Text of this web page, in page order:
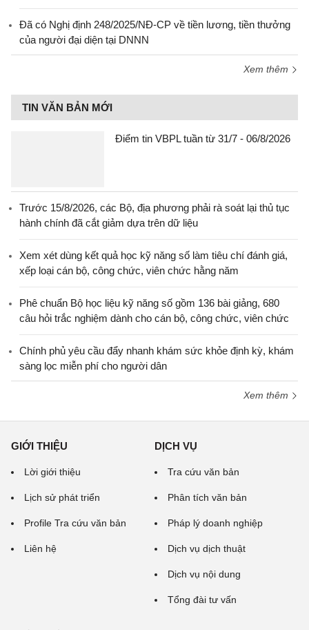
Đã có Nghị định 248/2025/NĐ-CP về tiền lương, tiền thưởng
của người đại diện tại DNNN
Xem thêm
TIN VĂN BẢN MỚI
Điểm tin VBPL tuần từ 31/7 - 06/8/2026
Trước 15/8/2026, các Bộ, địa phương phải rà soát lại thủ tục
hành chính đã cắt giảm dựa trên dữ liệu
Xem xét dùng kết quả học kỹ năng số làm tiêu chí đánh giá,
xếp loại cán bộ, công chức, viên chức hằng năm
Phê chuẩn Bộ học liệu kỹ năng số gồm 136 bài giảng, 680
câu hỏi trắc nghiệm dành cho cán bộ, công chức, viên chức
Chính phủ yêu cầu đẩy nhanh khám sức khỏe định kỳ, khám
sàng lọc miễn phí cho người dân
Xem thêm
GIỚI THIỆU
Lời giới thiệu
Lịch sử phát triển
Profile Tra cứu văn bản
Liên hệ
DỊCH VỤ
Tra cứu văn bản
Phân tích văn bản
Pháp lý doanh nghiệp
Dịch vụ dịch thuật
Dịch vụ nội dung
Tổng đài tư vấn